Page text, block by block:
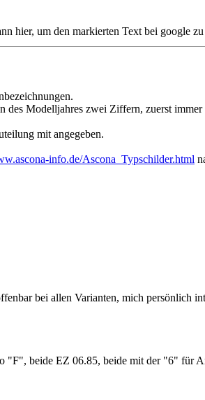
des Modelljahres zwei Ziffern, zuerst
mit angegeben.
info.de/Ascona_Typschilder.html
bei allen Varianten, mich persönlich
beide EZ 06.85, beide mit der "6" für